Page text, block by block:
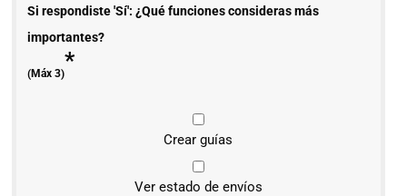
Si respondiste 'Sí': ¿Qué funciones consideras más
importantes?
(Máx 3)*
Crear guías
Ver estado de envíos